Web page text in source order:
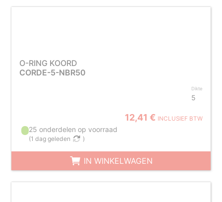
O-RING KOORD
CORDE-5-NBR50
Dikte
5
12,41 € INCLUSIEF BTW
25 onderdelen op voorraad
(1 dag geleden )
IN WINKELWAGEN